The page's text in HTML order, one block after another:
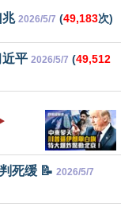
兆 2026/5/7 (49,183次)
平 2026/5/7 (49,512
死缓 📝 2026/5/7